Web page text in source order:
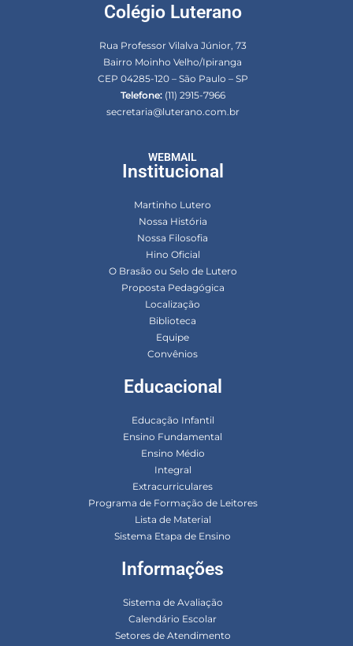
Colégio Luterano
Rua Professor Vilalva Júnior, 73
Bairro Moinho Velho/Ipiranga
CEP 04285-120 – São Paulo – SP
Telefone:(11) 2915-7966
secretaria@luterano.com.br
WEBMAIL
Institucional
Martinho Lutero
Nossa História
Nossa Filosofia
Hino Oficial
O Brasão ou Selo de Lutero
Proposta Pedagógica
Localização
Biblioteca
Equipe
Convênios
Educacional
Educação Infantil
Ensino Fundamental
Ensino Médio
Integral
Extracurriculares
Programa de Formação de Leitores
Lista de Material
Sistema Etapa de Ensino
Informações
Sistema de Avaliação
Calendário Escolar
Setores de Atendimento